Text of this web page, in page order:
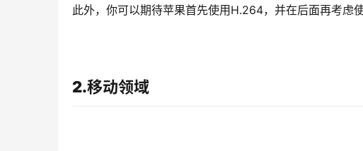
此外，你可以期待苹果首先使用H.264，并在后面再考虑
2.移动领域